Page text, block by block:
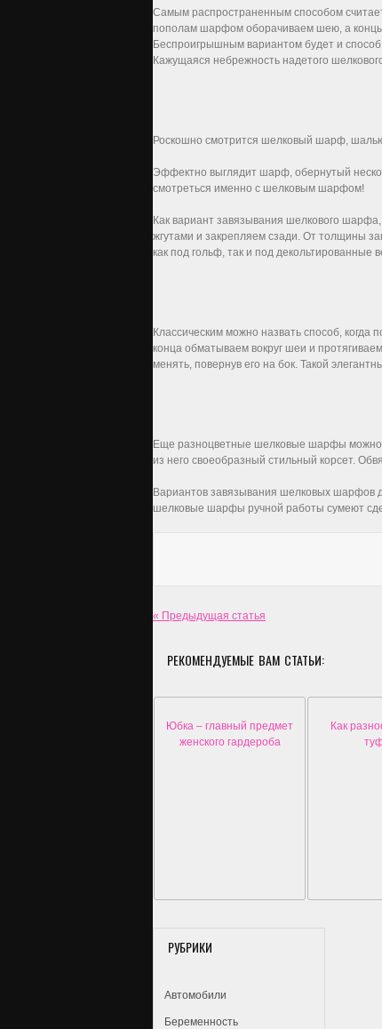
Самым распространенным способом
пополам шарфом оборачиваем шею, а
Беспроигрышным вариантом будет и
Кажущаяся небрежность надетого
Роскошно смотрится шелковый шарф,
Эффектно выглядит шарф, обернутый
смотреться именно с шелковым шарфом!
Как вариант завязывания шелкового
жгутами и закрепляем сзади. От толщины
как под гольф, так и под декольтированные
Классическим можно назвать способ,
конца обматываем вокруг шеи и
менять, повернув его на бок. Такой
Еще разноцветные шелковые шарфы можно
из него своеобразный стильный корсет.
Вариантов завязывания шелковых шарфов
шелковые шарфы ручной работы сумеют
« Предыдущая статья
РЕКОМЕНДУЕМЫЕ ВАМ СТАТЬИ:
Юбка – главный предмет
женского гардероба
Как
РУБРИКИ
Автомобили
Беременность